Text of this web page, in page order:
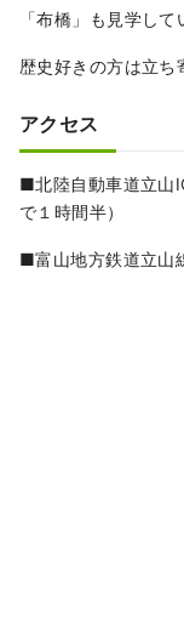
「布橋」も見学して
歴史好きの方は立ち
アクセス
■北陸自動車道立山
で１時間半）
■富山地方鉄道立山